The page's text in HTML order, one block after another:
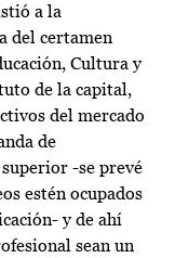
a la
del certamen
Cultura y
de la capital,
del mercado
de
-se prevé
estén ocupados
y de ahí
sean un